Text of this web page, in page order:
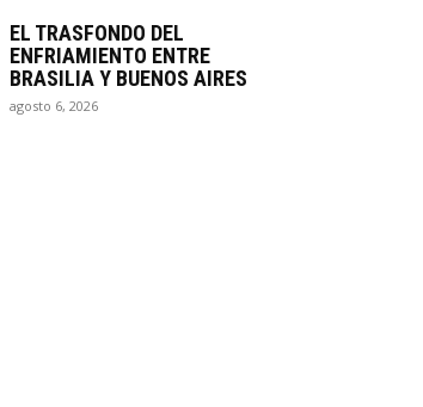
EL TRASFONDO DEL
ENFRIAMIENTO ENTRE
BRASILIA Y BUENOS AIRES
agosto 6, 2026